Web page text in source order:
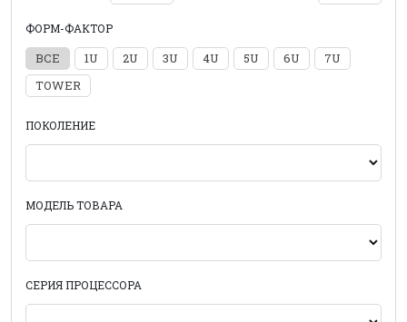
ФОРМ-ФАКТОР
ВСЕ 1U 2U 3U 4U 5U 6U
7U
TOWER
ПОКОЛЕНИЕ
МОДЕЛЬ ТОВАРА
СЕРИЯ ПРОЦЕССОРА